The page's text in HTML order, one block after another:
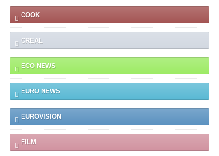
COOK
CREAL
ECO NEWS
EURO NEWS
EUROVISION
FILM